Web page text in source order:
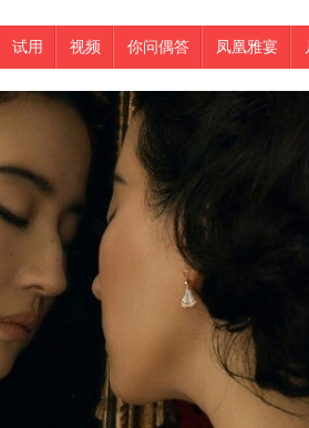
试用 视频 你问偶答 凤凰雅宴